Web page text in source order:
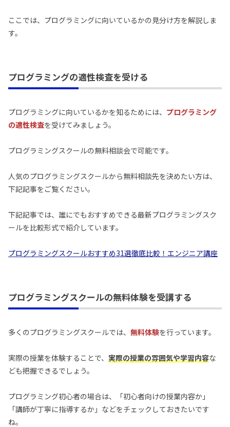
ここでは、プログラミングに向いているかの見分け方を解説しま
す。
プログラミングの適性検査を受ける
プログラミングに向いているかを知るためには、 プログラミング
の適性検査を受けてみましょう。
プログラミングスクールの無料相談会で可能です。
人気のプログラミングスクールから無料相談先を決めたい方は、
下記記事をご覧ください。
下記記事では、誰にでもおすすめできる最新プログラミングスク
ールを比較形式で紹介しています。
プログラミングスクールおすすめ31選徹底比較！エンジニア講座
プログラミングスクールの無料体験を受講する
多くのプログラミングスクールでは、 無料体験を行っています。
実際の授業を体験することで、 実際の授業の雰囲気や学習内容な
ども把握できるでしょう。
プログラミング初心者の場合は、「初心者向けの授業内容か」
「講師が丁寧に指導するか」などをチェックしておきたいです
ね。